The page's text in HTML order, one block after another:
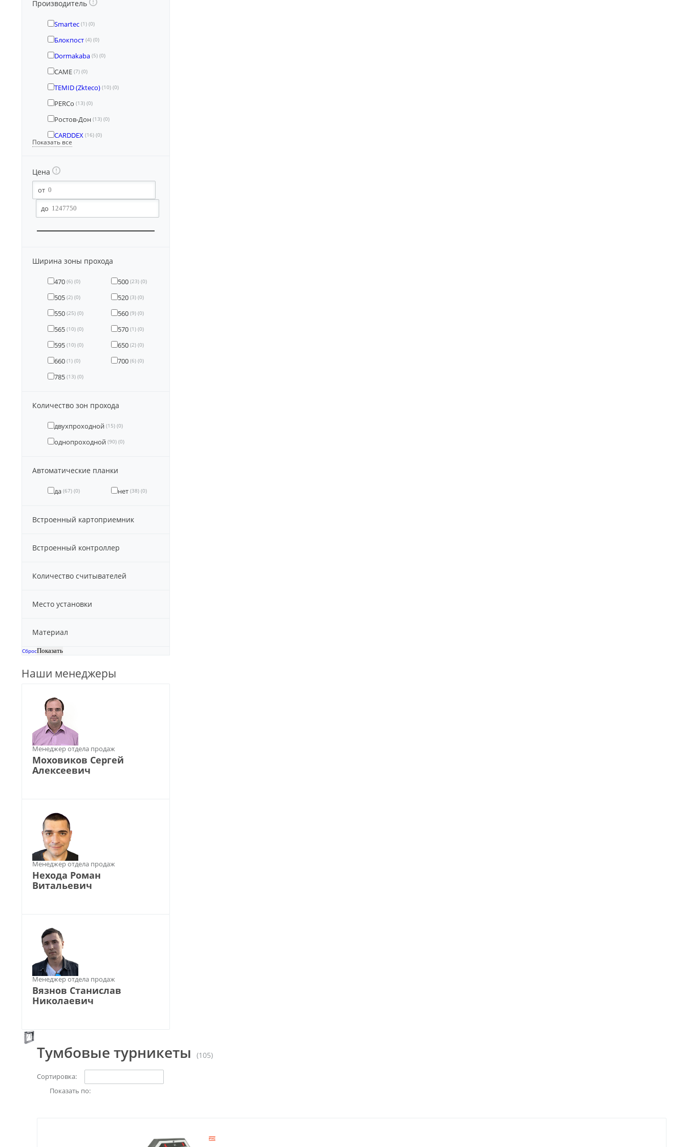
Производитель
Smartec (1) (0)
Блокпост (4) (0)
Dormakaba (5) (0)
CAME (7) (0)
TEMID (Zkteco) (10) (0)
PERCo (13) (0)
Ростов-Дон (13) (0)
CARDDEX (16) (0)
Показать все
Цена
Ширина зоны прохода
470 (6) (0) 500 (23) (0)
505 (2) (0) 520 (3) (0)
550 (25) (0) 560 (9) (0)
565 (10) (0) 570 (1) (0)
595 (10) (0) 650 (2) (0)
660 (1) (0) 700 (6) (0)
785 (13) (0)
Количество зон прохода
двухпроходной (15) (0)
однопроходной (90) (0)
Автоматические планки
да (67) (0) нет (38) (0)
Встроенный картоприемник
Встроенный контроллер
Количество считывателей
Место установки
Материал
Сброс
Наши менеджеры
Менеджер отдела продаж
Моховиков Сергей
Алексеевич
Менеджер отдела продаж
Нехода Роман
Витальевич
Менеджер отдела продаж
Вязнов Станислав
Николаевич
Тумбовые турникеты (105)
Сортировка:
Показать по: